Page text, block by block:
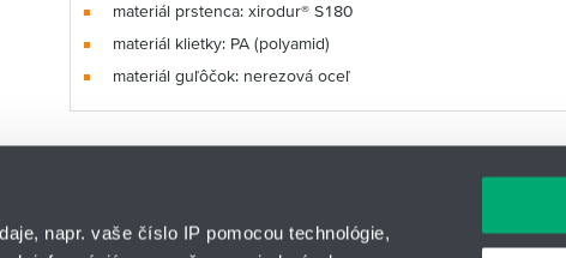
napr. vaše číslo IP pomocou technológie,
materiál prstenca: xirodur® S180
materiál klietky: PA (polyamid)
materiál guľôčok: nerezová oceľ